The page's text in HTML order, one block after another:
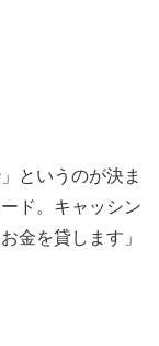
というのが決ま
ド。キャッシン
金を貸します」